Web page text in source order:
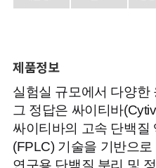
제품정보
실험실 규모에서 다양한
그 정답은 싸이티바
싸이티바의 고속 단백질
(FPLC) 기술을 기반으
연구용 단백질 분리 및